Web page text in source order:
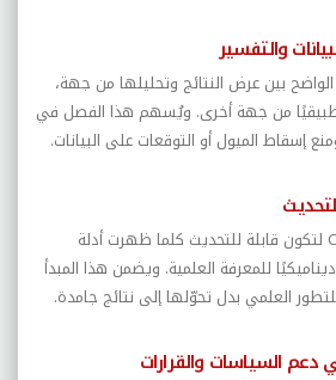
بين عرض النتائج وتحليلها من جهة،
من جهة أخرى. ويُسهم هذا الفصل في
إسقاط الميول أو التوقعات على البيانات.
لتكون قابلة للتحديث كلما ظهرت أدلة
للمعرفة العلمية. ويضمن هذا المبدأ
العلمي بدل تحوّلها إلى نتائج جامدة.